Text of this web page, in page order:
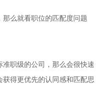
么就看职位的匹配度问题
职级的公司，那么会很快速
得更优先的认同感和匹配思